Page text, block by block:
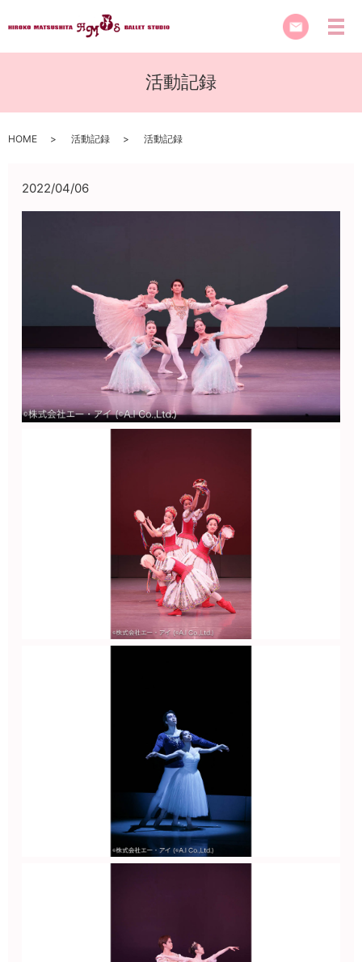
活動記録
HOME 活動記録 活動記録
2022/04/06